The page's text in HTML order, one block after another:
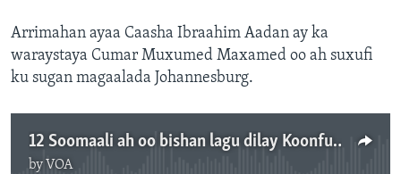
Arrimahan ayaa Caasha Ibraahim Aadan ay ka
waraystaya Cumar Muxumed Maxamed oo ah suxufi
ku sugan magaalada Johannesburg.
12 Soomaali ah oo bishan lagu dilay Koonfur Afrika
by VOA